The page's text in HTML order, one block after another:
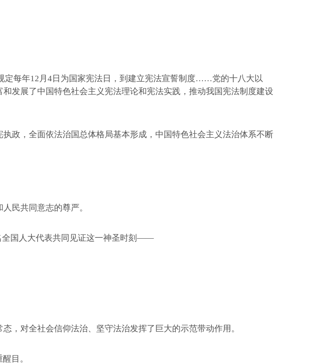
每年12月4日为国家宪法日，到建立宪法宣誓制度……党的十八大以
发展了中国特色社会主义宪法理论和宪法实践，推动我国宪法制度建设
，全面依法治国总体格局基本形成，中国特色社会主义法治体系不断
民共同意志的尊严。
国人大代表共同见证这一神圣时刻——
对全社会信仰法治、坚守法治发挥了巨大的示范带动作用。
目。